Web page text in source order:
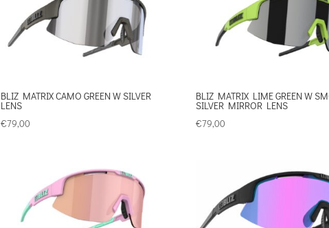
BLIZ MATRIX CAMO GREEN W SILVER
LENS
€79,00
BLIZ MATRIX LIME GREEN W
SILVER MIRROR LENS
€79,00